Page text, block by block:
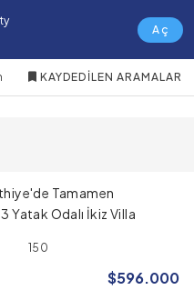
Aç
Villa
KAYDEDILEN ARAMALAR
Tamamen
Yatak Odalı İkiz Villa
150
$596.000